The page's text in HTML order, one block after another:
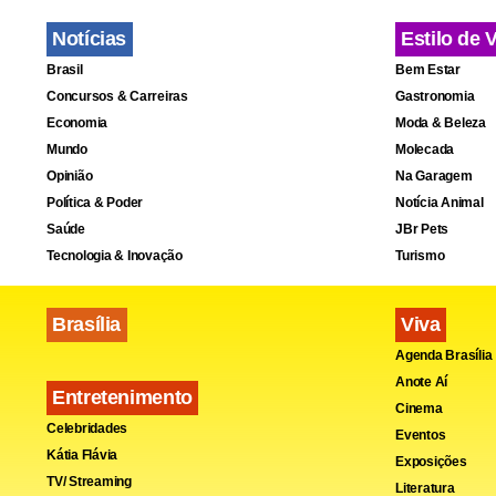
“Vai haver
poderia
O ponto
dirigente
CBFpara
seguem
Mesmo
Notícias
Brasil
Concursos & Carreiras
Economia
Mundo
Opinião
Política & Poder
Saúde
Tecnologia & Inovação
Brasília
Entretenimento
Celebridades
Kátia Flávia
TV/ Streaming
Estilo de
Bem Estar
Gastronomia
Moda & Beleza
Molecada
Na Garagem
Notícia Animal
JBr Pets
Turismo
Viva
Agenda Brasília
Anote Aí
Cinema
Eventos
Exposições
Literatura